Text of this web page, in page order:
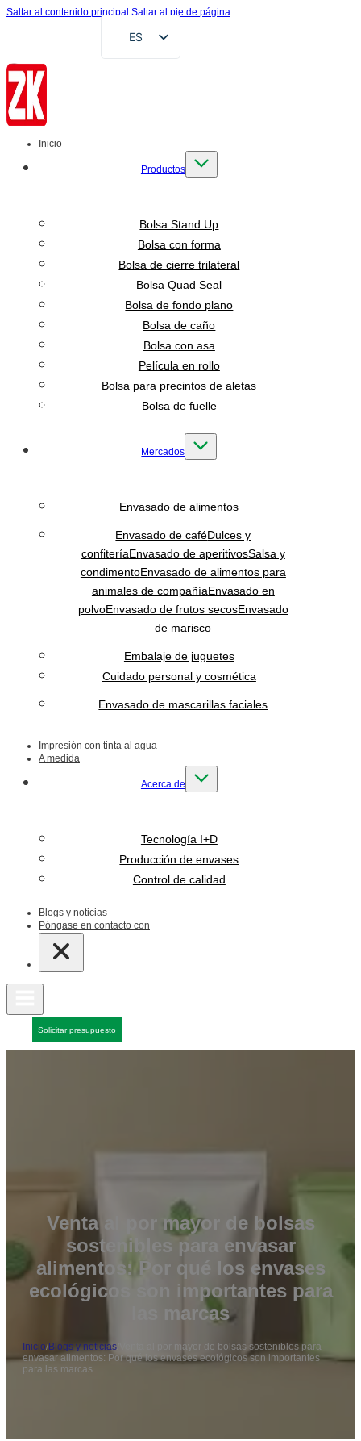
Saltar al contenido principal Saltar al pie de página
ES
EN
AR
ID
Inicio
Productos
Bolsa Stand Up
Bolsa con forma
Bolsa de cierre trilateral
Bolsa Quad Seal
Bolsa de fondo plano
Bolsa de caño
Bolsa con asa
Película en rollo
Bolsa para precintos de aletas
Bolsa de fuelle
Mercados
Envasado de alimentos
Envasado de caféDulces y
confiteríaEnvasado de aperitivosSalsa y
condimentoEnvasado de alimentos para
animales de compañíaEnvasado en
polvoEnvasado de frutos secosEnvasado
de marisco
Embalaje de juguetes
Cuidado personal y cosmética
Envasado de mascarillas faciales
Impresión con tinta al agua
A medida
Acerca de
Tecnología I+D
Producción de envases
Control de calidad
Blogs y noticias
Póngase en contacto con
Solicitar presupuesto
Venta al por mayor de bolsas
sostenibles para envasar
alimentos: Por qué los envases
ecológicos son importantes para
las marcas
Inicio/Blogs y noticias
Venta al por mayor de bolsas sostenibles para
envasar alimentos: Por qué los envases ecológicos son importantes
para las marcas